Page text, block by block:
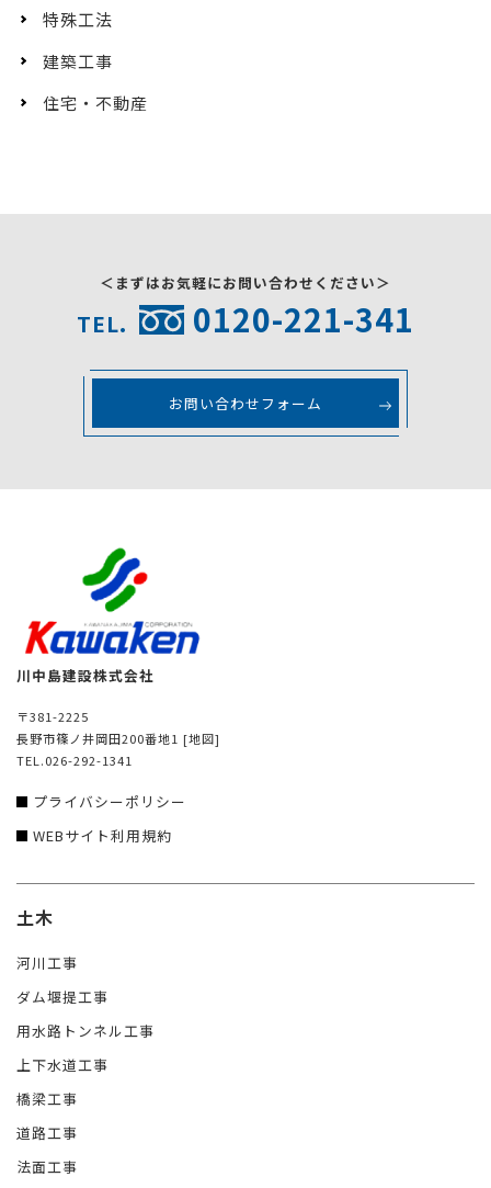
特殊工法
建築工事
住宅・不動産
＜まずはお気軽にお問い合わせください＞
TEL. 0120-221-341
お問い合わせフォーム
川中島建設株式会社
〒381-2225
長野市篠ノ井岡田200番地1 [地図]
TEL.026-292-1341
プライバシーポリシー
WEBサイト利用規約
土木
河川工事
ダム堰提工事
用水路トンネル工事
上下水道工事
橋梁工事
道路工事
法面工事